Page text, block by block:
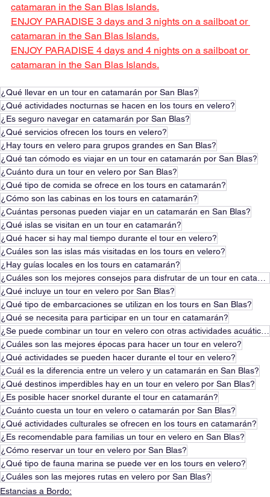
catamaran in the San Blas Islands.
ENJOY PARADISE 3 days and 3 nights on a sailboat or
catamaran in the San Blas Islands.
ENJOY PARADISE 4 days and 4 nights on a sailboat or
catamaran in the San Blas Islands.
¿Qué llevar en un tour en catamarán por San Blas?
¿Qué actividades nocturnas se hacen en los tours en velero?
¿Es seguro navegar en catamarán por San Blas?
¿Qué servicios ofrecen los tours en velero?
¿Hay tours en velero para grupos grandes en San Blas?
¿Qué tan cómodo es viajar en un tour en catamarán por San Blas?
¿Cuánto dura un tour en velero por San Blas?
¿Qué tipo de comida se ofrece en los tours en catamarán?
¿Cómo son las cabinas en los tours en catamarán?
¿Cuántas personas pueden viajar en un catamarán en San Blas?
¿Qué islas se visitan en un tour en catamarán?
¿Qué hacer si hay mal tiempo durante el tour en velero?
¿Cuáles son las islas más visitadas en los tours en velero?
¿Hay guías locales en los tours en catamarán?
¿Qué incluye un tour en velero por San Blas?
¿Qué tipo de embarcaciones se utilizan en los tours en San Blas?
¿Qué se necesita para participar en un tour en catamarán?
¿Cuáles son las mejores épocas para hacer un tour en velero?
¿Qué actividades se pueden hacer durante el tour en velero?
¿Cuál es la diferencia entre un velero y un catamarán en San Blas?
¿Qué destinos imperdibles hay en un tour en velero por San Blas?
¿Es posible hacer snorkel durante el tour en catamarán?
¿Cuánto cuesta un tour en velero o catamarán por San Blas?
¿Qué actividades culturales se ofrecen en los tours en catamarán?
¿Es recomendable para familias un tour en velero en San Blas?
¿Cómo reservar un tour en velero por San Blas?
¿Qué tipo de fauna marina se puede ver en los tours en velero?
¿Cuáles son las mejores rutas en velero por San Blas?
Estancias a Bordo: